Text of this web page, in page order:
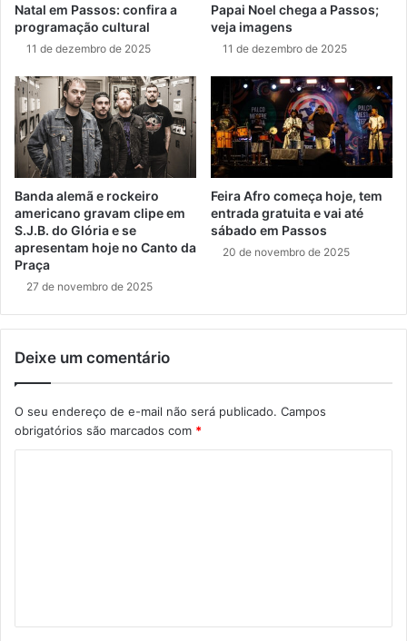
Natal em Passos: confira a
programação cultural
11 de dezembro de 2025
Papai Noel chega a Passos;
veja imagens
11 de dezembro de 2025
Banda alemã e rockeiro
americano gravam clipe em
S.J.B. do Glória e se
apresentam hoje no Canto da
Praça
27 de novembro de 2025
Feira Afro começa hoje, tem
entrada gratuita e vai até
sábado em Passos
20 de novembro de 2025
Deixe um comentário
O seu endereço de e-mail não será publicado. Campos
obrigatórios são marcados com *
á